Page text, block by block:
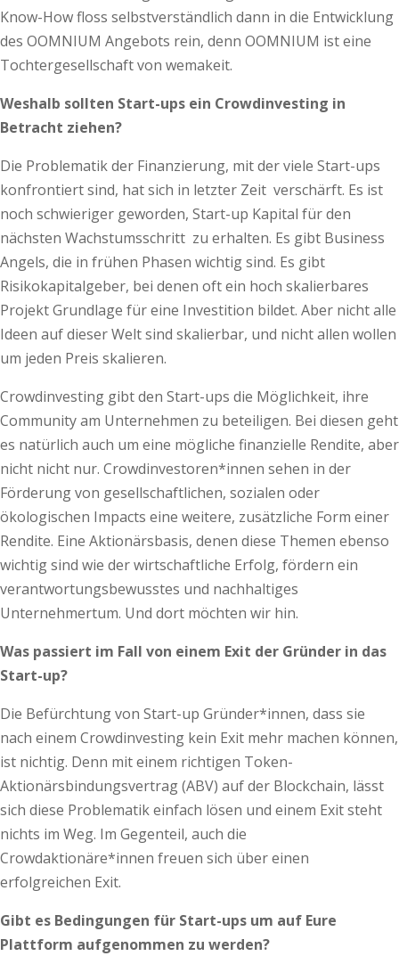
Know-How floss selbstverständlich dann in die Entwicklung
des OOMNIUM Angebots rein, denn OOMNIUM ist eine
Tochtergesellschaft von wemakeit.
Weshalb sollten Start-ups ein Crowdinvesting in
Betracht ziehen?
Die Problematik der Finanzierung, mit der viele Start-ups
konfrontiert sind, hat sich in letzter Zeit verschärft. Es ist
noch schwieriger geworden, Start-up Kapital für den
nächsten Wachstumsschritt zu erhalten. Es gibt Business
Angels, die in frühen Phasen wichtig sind. Es gibt
Risikokapitalgeber, bei denen oft ein hoch skalierbares
Projekt Grundlage für eine Investition bildet. Aber nicht alle
Ideen auf dieser Welt sind skalierbar, und nicht allen wollen
um jeden Preis skalieren.
Crowdinvesting gibt den Start-ups die Möglichkeit, ihre
Community am Unternehmen zu beteiligen. Bei diesen geht
es natürlich auch um eine mögliche finanzielle Rendite, aber
nicht nicht nur. Crowdinvestoren*innen sehen in der
Förderung von gesellschaftlichen, sozialen oder
ökologischen Impacts eine weitere, zusätzliche Form einer
Rendite. Eine Aktionärsbasis, denen diese Themen ebenso
wichtig sind wie der wirtschaftliche Erfolg, fördern ein
verantwortungsbewusstes und nachhaltiges
Unternehmertum. Und dort möchten wir hin.
Was passiert im Fall von einem Exit der Gründer in das
Start-up?
Die Befürchtung von Start-up Gründer*innen, dass sie
nach einem Crowdinvesting kein Exit mehr machen können,
ist nichtig. Denn mit einem richtigen Token-
Aktionärsbindungsvertrag (ABV) auf der Blockchain, lässt
sich diese Problematik einfach lösen und einem Exit steht
nichts im Weg. Im Gegenteil, auch die
Crowdaktionäre*innen freuen sich über einen
erfolgreichen Exit.
Gibt es Bedingungen für Start-ups um auf Eure
Plattform aufgenommen zu werden?